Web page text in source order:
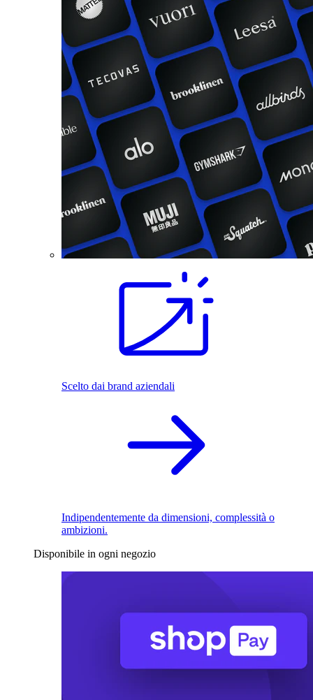
Scelto dai brand aziendali
Indipendentemente da dimensioni, complessità o
ambizioni.
Disponibile in ogni negozio